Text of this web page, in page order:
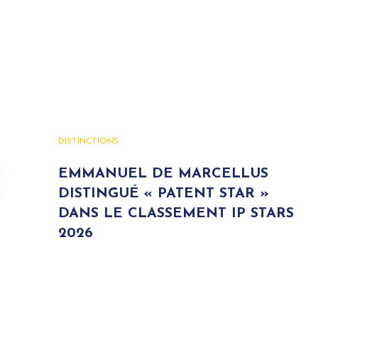
DISTINCTIONS
EMMANUEL DE MARCELLUS
DISTINGUÉ « PATENT STAR »
DANS LE CLASSEMENT IP STARS
2026